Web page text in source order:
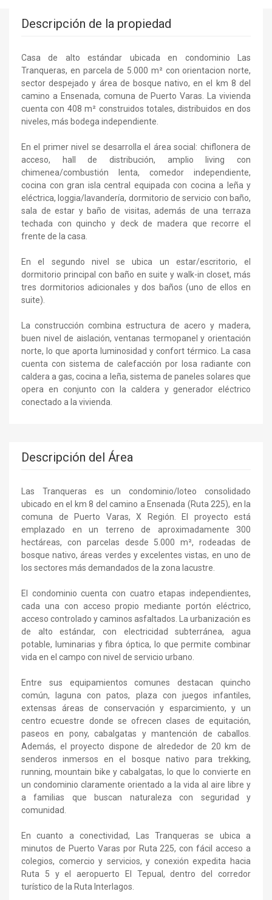
Descripción de la propiedad
Casa de alto estándar ubicada en condominio Las
Tranqueras, en parcela de 5.000 m² con orientacion norte,
sector despejado y área de bosque nativo, en el km 8 del
camino a Ensenada, comuna de Puerto Varas. La vivienda
cuenta con 408 m² construidos totales, distribuidos en dos
niveles, más bodega independiente.
En el primer nivel se desarrolla el área social: chiflonera de
acceso, hall de distribución, amplio living con
chimenea/combustión lenta, comedor independiente,
cocina con gran isla central equipada con cocina a leña y
eléctrica, loggia/lavandería, dormitorio de servicio con baño,
sala de estar y baño de visitas, además de una terraza
techada con quincho y deck de madera que recorre el
frente de la casa.
En el segundo nivel se ubica un estar/escritorio, el
dormitorio principal con baño en suite y walk-in closet, más
tres dormitorios adicionales y dos baños (uno de ellos en
suite).
La construcción combina estructura de acero y madera,
buen nivel de aislación, ventanas termopanel y orientación
norte, lo que aporta luminosidad y confort térmico. La casa
cuenta con sistema de calefacción por losa radiante con
caldera a gas, cocina a leña, sistema de paneles solares que
opera en conjunto con la caldera y generador eléctrico
conectado a la vivienda.
Descripción del Área
Las Tranqueras es un condominio/loteo consolidado
ubicado en el km 8 del camino a Ensenada (Ruta 225), en la
comuna de Puerto Varas, X Región. El proyecto está
emplazado en un terreno de aproximadamente 300
hectáreas, con parcelas desde 5.000 m², rodeadas de
bosque nativo, áreas verdes y excelentes vistas, en uno de
los sectores más demandados de la zona lacustre.
El condominio cuenta con cuatro etapas independientes,
cada una con acceso propio mediante portón eléctrico,
acceso controlado y caminos asfaltados. La urbanización es
de alto estándar, con electricidad subterránea, agua
potable, luminarias y fibra óptica, lo que permite combinar
vida en el campo con nivel de servicio urbano.
Entre sus equipamientos comunes destacan quincho
común, laguna con patos, plaza con juegos infantiles,
extensas áreas de conservación y esparcimiento, y un
centro ecuestre donde se ofrecen clases de equitación,
paseos en pony, cabalgatas y mantención de caballos.
Además, el proyecto dispone de alrededor de 20 km de
senderos inmersos en el bosque nativo para trekking,
running, mountain bike y cabalgatas, lo que lo convierte en
un condominio claramente orientado a la vida al aire libre y
a familias que buscan naturaleza con seguridad y
comunidad.
En cuanto a conectividad, Las Tranqueras se ubica a
minutos de Puerto Varas por Ruta 225, con fácil acceso a
colegios, comercio y servicios, y conexión expedita hacia
Ruta 5 y el aeropuerto El Tepual, dentro del corredor
turístico de la Ruta Interlagos.